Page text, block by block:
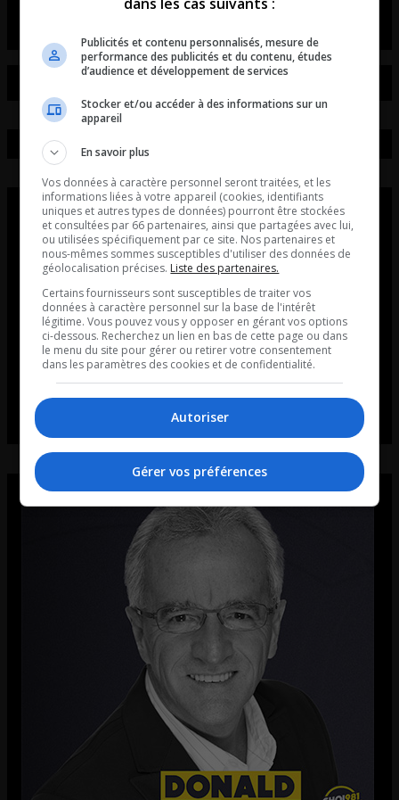
Publicités et contenu personnalisés, mesure de
performance des publicités et du contenu, études
d’audience et développement de services
Stocker et/ou accéder à des informations sur un
appareil
En savoir plus
Vos données à caractère personnel seront traitées, et les
informations liées à votre appareil (cookies, identifiants
uniques et autres types de données) pourront être stockées
et consultées par 66 partenaires, ainsi que partagées avec lui,
ou utilisées spécifiquement par ce site. Nos partenaires et
nous-mêmes sommes susceptibles d'utiliser des données de
géolocalisation précises. Liste des partenaires.
Certains fournisseurs sont susceptibles de traiter vos
données à caractère personnel sur la base de l'intérêt
légitime. Vous pouvez vous y opposer en gérant vos options
ci-dessous. Recherchez un lien en bas de cette page ou dans
le menu du site pour gérer ou retirer votre consentement
dans les paramètres des cookies et de confidentialité.
Autoriser
Gérer vos préférences